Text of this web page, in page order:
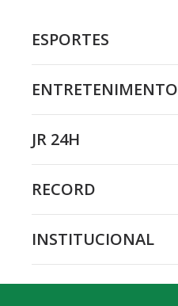
ESPORTES
ENTRETENIMENTO
JR 24H
RECORD
INSTITUCIONAL